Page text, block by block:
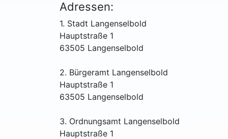
Adressen:
1. Stadt Langenselbold
Hauptstraße 1
63505 Langenselbold
2. Bürgeramt Langenselbold
Hauptstraße 1
63505 Langenselbold
3. Ordnungsamt Langenselbold
Hauptstraße 1